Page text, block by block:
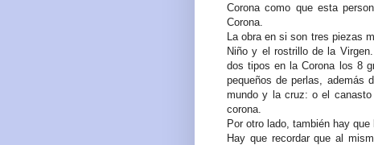
Corona como que esta
Corona.
La obra en si son tres piezas
Niño y el rostrillo de la
dos tipos en la Corona los 8
pequeños de perlas, además
mundo y la cruz: o el
corona.
Por otro lado, también hay
Hay que recordar que al